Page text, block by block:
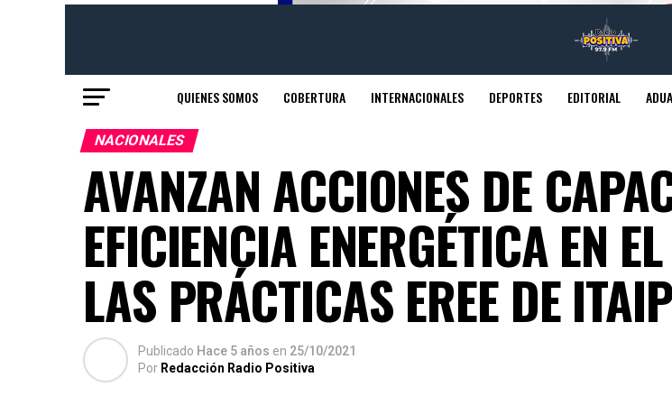
QUIENES SOMOS COBERTURA INTERNACIONALES DEPORTES EDITORIAL
NACIONALES
AVANZAN ACCIONES DE
EFICIENCIA ENERGÉTICA EN
LAS PRÁCTICAS EREE DE
Publicado Hace 5 años en 25/10/2021
Por Redacción Radio Positiva